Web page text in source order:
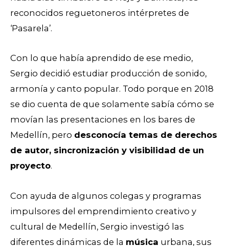
reconocidos reguetoneros intérpretes de
‘Pasarela’.
Con lo que había aprendido de ese medio,
Sergio decidió estudiar producción de sonido,
armonía y canto popular. Todo porque en 2018
se dio cuenta de que solamente sabía cómo se
movían las presentaciones en los bares de
Medellín, pero desconocía temas de derechos
de autor, sincronización y visibilidad de un
proyecto.
Con ayuda de algunos colegas y programas
impulsores del emprendimiento creativo y
cultural de Medellín, Sergio investigó las
diferentes dinámicas de la música urbana, sus